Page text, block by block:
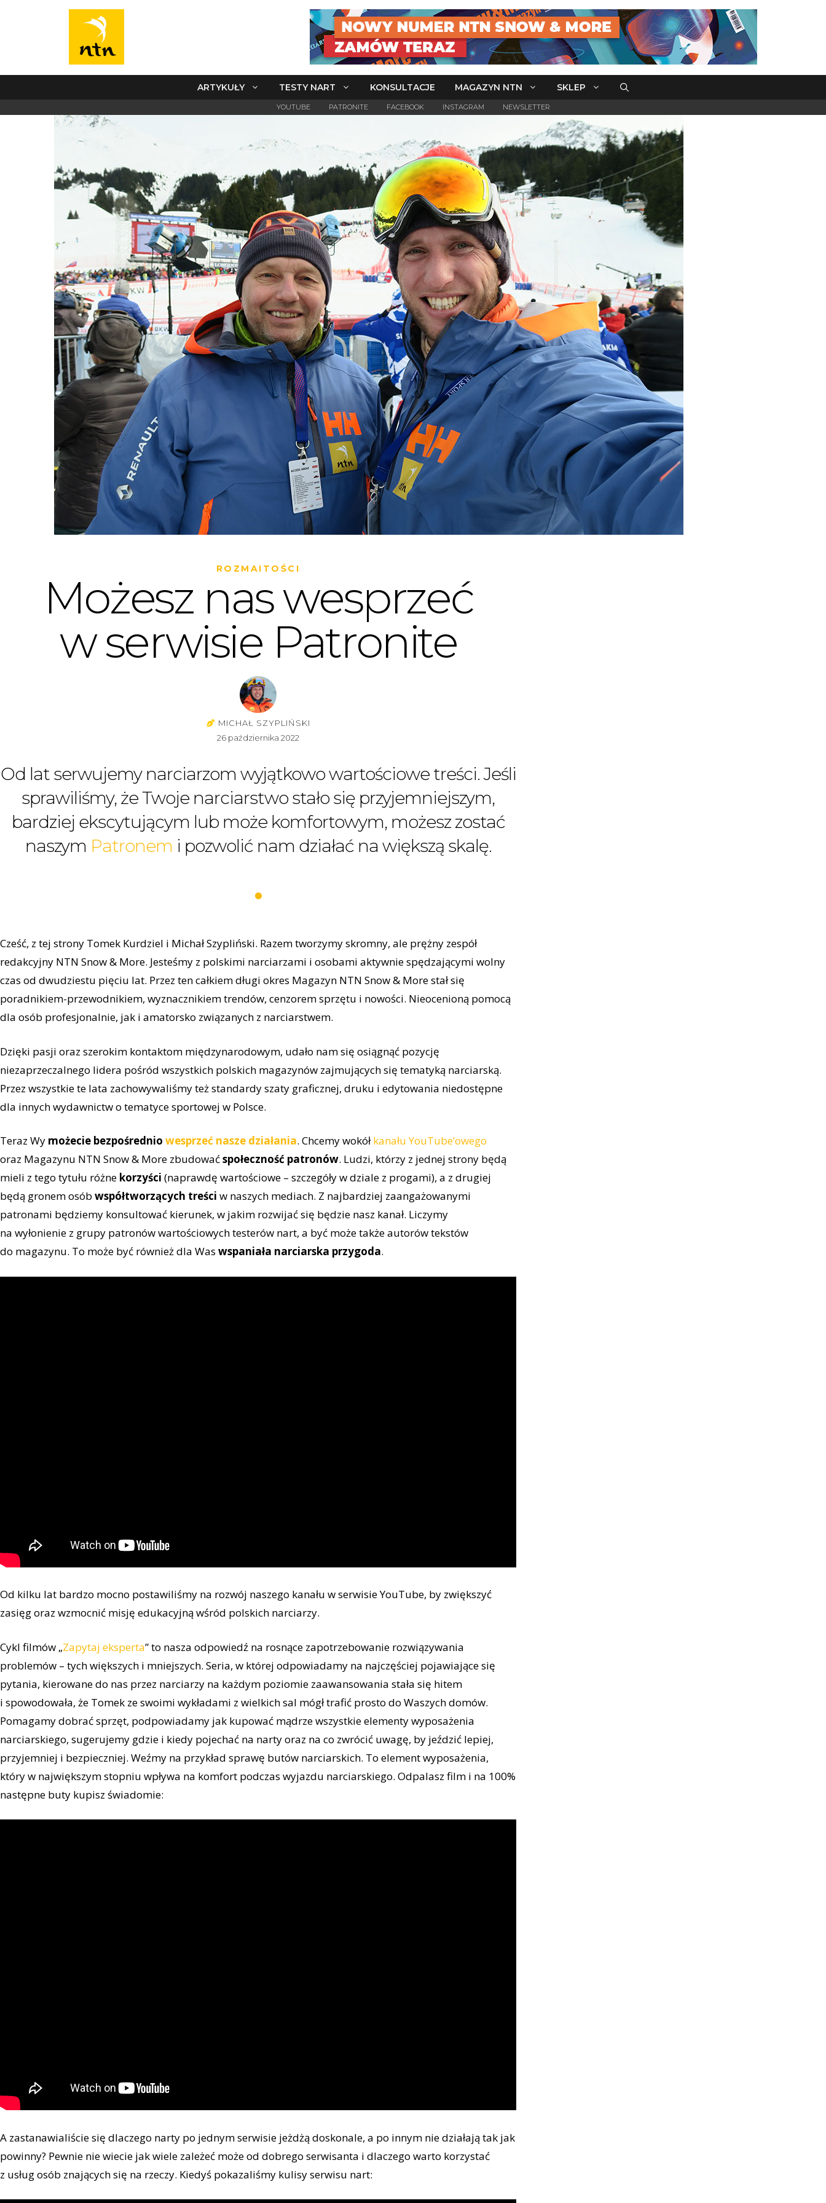
ARTYKUŁY TESTY NART KONSULTACJE MAGAZYN NTN SKLEP
YOUTUBE PATRONITE FACEBOOK INSTAGRAM NEWSLETTER
ROZMAITOŚCI
Możesz nas wesprzeć
w serwisie Patronite
MICHAŁ SZYPLIŃSKI
26 października 2022
Od lat serwujemy narciarzom wyjątkowo wartościowe treści. Jeśli
sprawiliśmy, że Twoje narciarstwo stało się przyjemniejszym,
bardziej ekscytującym lub może komfortowym, możesz zostać
naszym Patronem i pozwolić nam działać na większą skalę.
Cześć, z tej strony Tomek Kurdziel i Michał Szypliński. Razem tworzymy skromny, ale prężny zespół
redakcyjny NTN Snow & More. Jesteśmy z polskimi narciarzami i osobami aktywnie spędzającymi wolny
czas od dwudziestu pięciu lat. Przez ten całkiem długi okres Magazyn NTN Snow & More stał się
poradnikiem-przewodnikiem, wyznacznikiem trendów, cenzorem sprzętu i nowości. Nieocenioną pomocą
dla osób profesjonalnie, jak i amatorsko związanych z narciarstwem.
Dzięki pasji oraz szerokim kontaktom międzynarodowym, udało nam się osiągnąć pozycję
niezaprzeczalnego lidera pośród wszystkich polskich magazynów zajmujących się tematyką narciarską.
Przez wszystkie te lata zachowywaliśmy też standardy szaty graficznej, druku i edytowania niedostępne
dla innych wydawnictw o tematyce sportowej w Polsce.
Teraz Wy możecie bezpośrednio wesprzeć nasze działania. Chcemy wokółkanału YouTube’owego
oraz Magazynu NTN Snow & More zbudowaćspołeczność patronów. Ludzi, którzy z jednej strony będą
mieli z tego tytułu różne korzyści (naprawdę wartościowe – szczegóły w dziale z progami), a z drugiej
będą gronem osób współtworzących treści w naszych mediach. Z najbardziej zaangażowanymi
patronami będziemy konsultować kierunek, w jakim rozwijać się będzie nasz kanał. Liczymy
na wyłonienie z grupy patronów wartościowych testerów nart, a być może także autorów tekstów
do magazynu. To może być również dla Was wspaniała narciarska przygoda.
Od kilku lat bardzo mocno postawiliśmy na rozwój naszego kanału w serwisie YouTube, by zwiększyć
zasięg oraz wzmocnić misję edukacyjną wśród polskich narciarzy.
Cykl filmów „Zapytaj eksperta” to nasza odpowiedź na rosnące zapotrzebowanie rozwiązywania
problemów – tych większych i mniejszych. Seria, w której odpowiadamy na najczęściej pojawiające się
pytania, kierowane do nas przez narciarzy na każdym poziomie zaawansowania stała się hitem
i spowodowała, że Tomek ze swoimi wykładami z wielkich sal mógł trafić prosto do Waszych domów.
Pomagamy dobrać sprzęt, podpowiadamy jak kupować mądrze wszystkie elementy wyposażenia
narciarskiego, sugerujemy gdzie i kiedy pojechać na narty oraz na co zwrócić uwagę, by jeździć lepiej,
przyjemniej i bezpieczniej. Weźmy na przykład sprawę butów narciarskich. To element wyposażenia,
który w największym stopniu wpływa na komfort podczas wyjazdu narciarskiego. Odpalasz film i na 100%
następne buty kupisz świadomie:
A zastanawialiście się dlaczego narty po jednym serwisie jeżdżą doskonale, a po innym nie działają tak jak
powinny? Pewnie nie wiecie jak wiele zależeć może od dobrego serwisanta i dlaczego warto korzystać
z usług osób znających się na rzeczy. Kiedyś pokazaliśmy kulisy serwisu nart: